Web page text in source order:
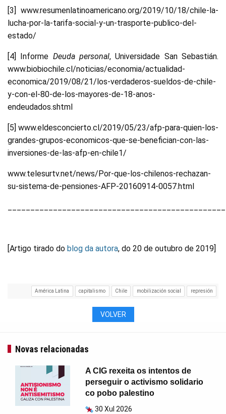
[3] www.resumenlatinoamericano.org/2019/10/18/chile-la-
lucha-por-la-tarifa-social-y-un-trasporte-publico-del-
estado/
[4] Informe Deuda personal, Universidade San Sebastián.
www.biobiochile.cl/noticias/economia/actualidad-
economica/2019/08/21/los-verdaderos-sueldos-de-chile-
y-con-el-80-de-los-mayores-de-18-anos-
endeudados.shtml
[5] www.eldesconcierto.cl/2019/05/23/afp-para-quien-los-
grandes-grupos-economicos-que-se-benefician-con-las-
inversiones-de-las-afp-en-chile1/
www.telesurtv.net/news/Por-que-los-chilenos-rechazan-
su-sistema-de-pensiones-AFP-20160914-0057.html
[Artigo tirado do blog da autora, do 20 de outubro de 2019]
América Latina capitalismo Chile mobilización social represión
VOLVER
Novas relacionadas
A CIG rexeita os intentos de
perseguir o activismo solidario
co pobo palestino
30 Xul 2026